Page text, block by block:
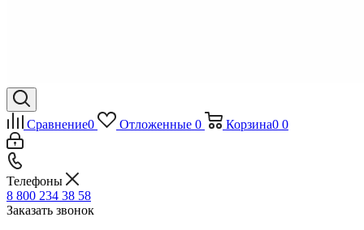
Сравнение0 Отложенные 0 Корзина0 0
Телефоны
8 800 234 38 58
Заказать звонок